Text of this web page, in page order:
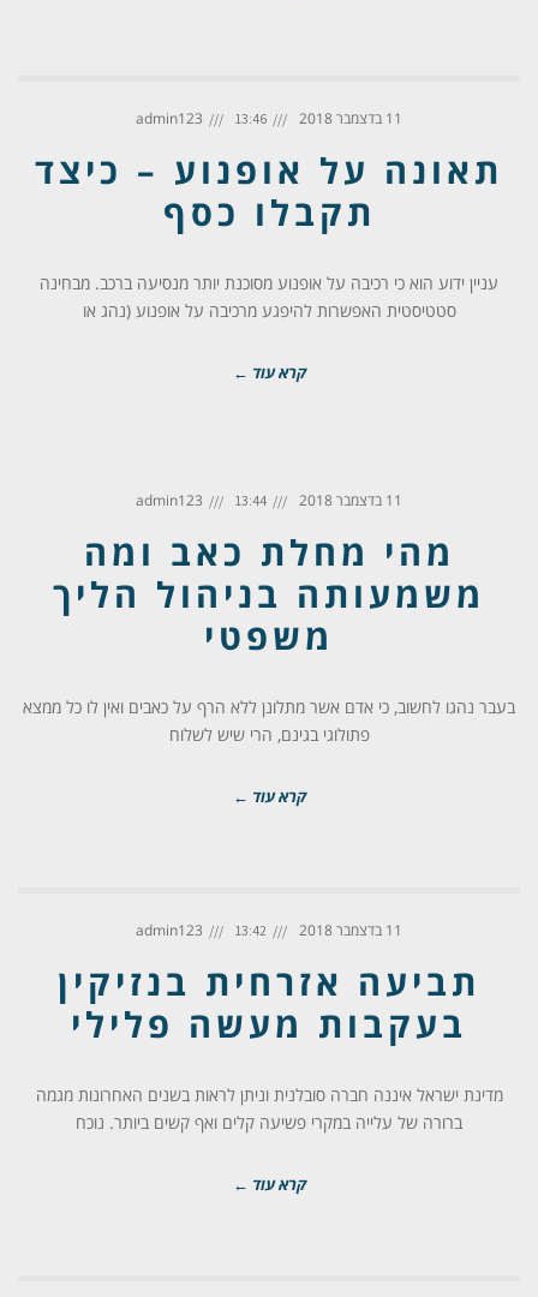
11 בדצמבר 2018 13:46
admin123
תאונה על אופנוע – כיצד
תקבלו כסף
עניין ידוע הוא כי רכיבה על אופנוע מסוכנת יותר מנסיעה ברכב. מבחינה
סטטיסטית האפשרות להיפגע מרכיבה על אופנוע (נהג או
קרא עוד ←
11 בדצמבר 2018 13:44
admin123
מהי מחלת כאב ומה
משמעותה בניהול הליך
משפטי
בעבר נהגו לחשוב, כי אדם אשר מתלונן ללא הרף על כאבים ואין לו כל ממצא
פתולוגי בגינם, הרי שיש לשלוח
קרא עוד ←
11 בדצמבר 2018 13:42
admin123
תביעה אזרחית בנזיקין
בעקבות מעשה פלילי
מדינת ישראל איננה חברה סובלנית וניתן לראות בשנים האחרונות מגמה
ברורה של עלייה במקרי פשיעה קלים ואף קשים ביותר. נוכח
קרא עוד ←